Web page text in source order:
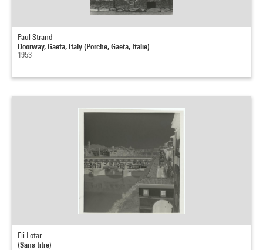
Paul Strand
Doorway, Gaeta, Italy (Porche, Gaeta, Italie)
1953
Eli Lotar
(Sans titre)